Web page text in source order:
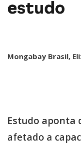
estudo
Mongabay Brasil,
Estudo aponta
afetado a